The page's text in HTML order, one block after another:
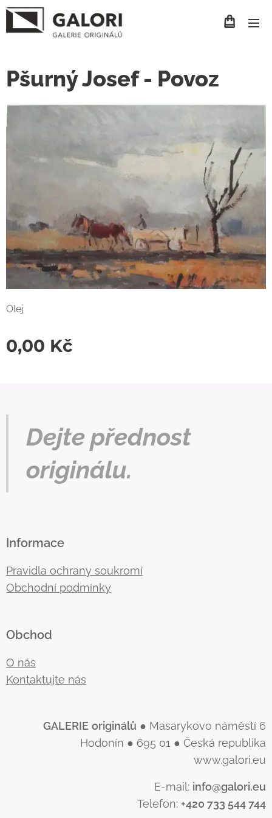
Pšurný Josef - Povoz
Olej
0,00 Kč
Dejte přednost
originálu.
Informace
Pravidla ochrany soukromí
Obchodní podmínky
Obchod
O nás
Kontaktujte nás
GALERIE originálů ● Masarykovo náměstí 6
Hodonín ● 695 01 ● Česká republika
www.galori.eu
E-mail: info@galori.eu
Telefon: +420 733 544 744